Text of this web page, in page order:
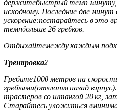
держитебыстрый темп минуту,
исходному. Последние две минут
ускорение:постарайтесь в это
темпбольше 26 гребков.
Отдыхайтемежду каждым
Тренировка2
Гребите1000 метров на
гребками(отклоняя назад
трастеров со штангой 20 кг,
Старайтесь уложиться